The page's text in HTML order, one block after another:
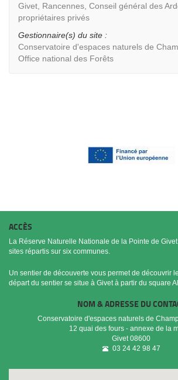
Givet, Rancennes, Conseil général des
propriétaires privés
Gestionnaire(s) du site :
Conservatoire d'espaces naturels de
Office national des Forêts
ACCÈS
La Réserve Naturelle Nationale de la Pointe de
sites répartis sur six communes.
Un sentier de découverte vous permet de découvrir
départ du sentier se situe à Givet à partir du square
NOM & ADRESSE DU
Conservatoire d'espaces naturels de
12 quai des fours - annexe de la
Givet 08600
03 24 42 98 47